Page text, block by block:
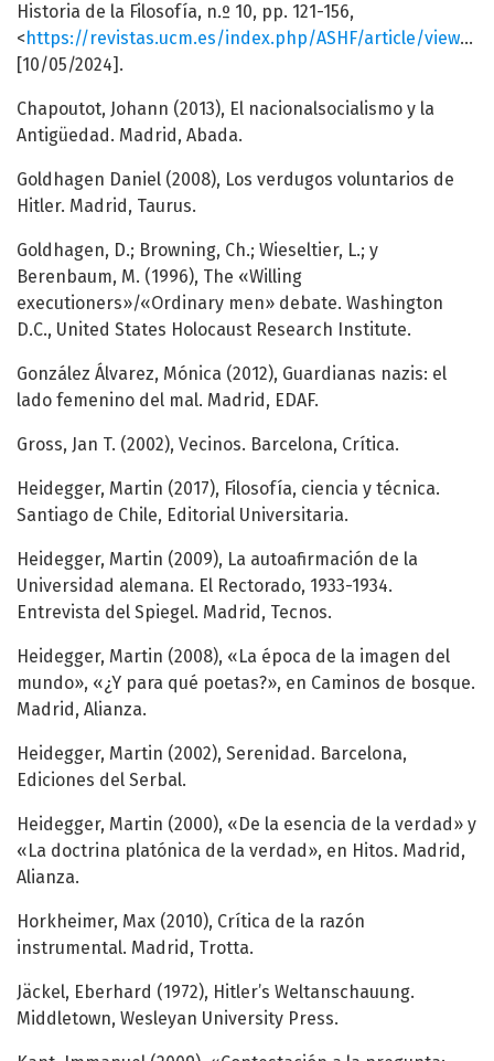
Historia de la Filosofía, n.º 10, pp. 121-156,
<https://revistas.ucm.es/index.php/ASHF/article/view/ASHF9393110121A/5072
[10/05/2024].
Chapoutot, Johann (2013), El nacionalsocialismo y la
Antigüedad. Madrid, Abada.
Goldhagen Daniel (2008), Los verdugos voluntarios de
Hitler. Madrid, Taurus.
Goldhagen, D.; Browning, Ch.; Wieseltier, L.; y
Berenbaum, M. (1996), The «Willing
executioners»/«Ordinary men» debate. Washington
D.C., United States Holocaust Research Institute.
González Álvarez, Mónica (2012), Guardianas nazis: el
lado femenino del mal. Madrid, EDAF.
Gross, Jan T. (2002), Vecinos. Barcelona, Crítica.
Heidegger, Martin (2017), Filosofía, ciencia y técnica.
Santiago de Chile, Editorial Universitaria.
Heidegger, Martin (2009), La autoafirmación de la
Universidad alemana. El Rectorado, 1933-1934.
Entrevista del Spiegel. Madrid, Tecnos.
Heidegger, Martin (2008), «La época de la imagen del
mundo», «¿Y para qué poetas?», en Caminos de bosque.
Madrid, Alianza.
Heidegger, Martin (2002), Serenidad. Barcelona,
Ediciones del Serbal.
Heidegger, Martin (2000), «De la esencia de la verdad» y
«La doctrina platónica de la verdad», en Hitos. Madrid,
Alianza.
Horkheimer, Max (2010), Crítica de la razón
instrumental. Madrid, Trotta.
Jäckel, Eberhard (1972), Hitler’s Weltanschauung.
Middletown, Wesleyan University Press.